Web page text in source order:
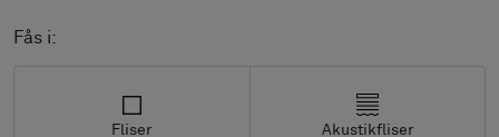
Fås i:
Fliser Akustikfliser